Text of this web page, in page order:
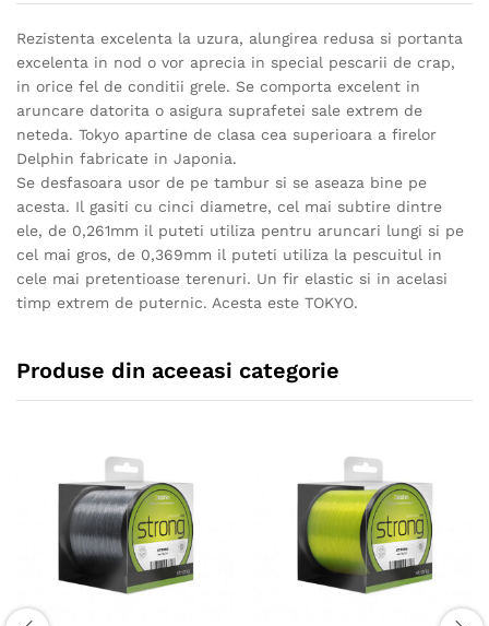
Rezistenta excelenta la uzura, alungirea redusa si portanta
excelenta in nod o vor aprecia in special pescarii de crap,
in orice fel de conditii grele. Se comporta excelent in
aruncare datorita o asigura suprafetei sale extrem de
neteda. Tokyo apartine de clasa cea superioara a firelor
Delphin fabricate in Japonia.
Se desfasoara usor de pe tambur si se aseaza bine pe
acesta. Il gasiti cu cinci diametre, cel mai subtire dintre
ele, de 0,261mm il puteti utiliza pentru aruncari lungi si pe
cel mai gros, de 0,369mm il puteti utiliza la pescuitul in
cele mai pretentioase terenuri. Un fir elastic si in acelasi
timp extrem de puternic. Acesta este TOKYO.
Produse din aceeasi categorie